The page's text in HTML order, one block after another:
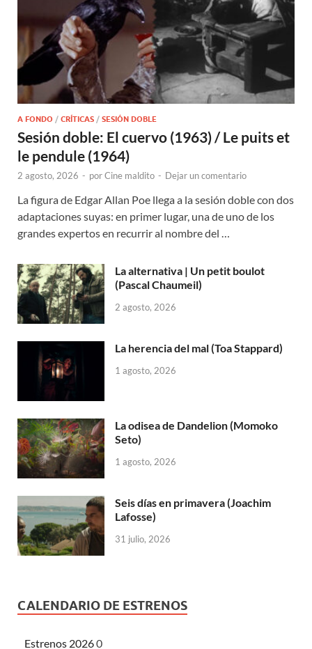
A FONDO / CRÍTICAS / SESIÓN DOBLE
Sesión doble: El cuervo (1963) / Le puits et
le pendule (1964)
2 agosto, 2026 - porCine maldito - Dejar un comentario
La figura de Edgar Allan Poe llega a la sesión doble con dos
adaptaciones suyas: en primer lugar, una de uno de los
grandes expertos en recurrir al nombre del …
La alternativa | Un petit boulot
(Pascal Chaumeil)
2 agosto, 2026
La herencia del mal (Toa Stappard)
1 agosto, 2026
La odisea de Dandelion (Momoko
Seto)
1 agosto, 2026
Seis días en primavera (Joachim
Lafosse)
31 julio, 2026
CALENDARIO DE ESTRENOS
Estrenos 20260